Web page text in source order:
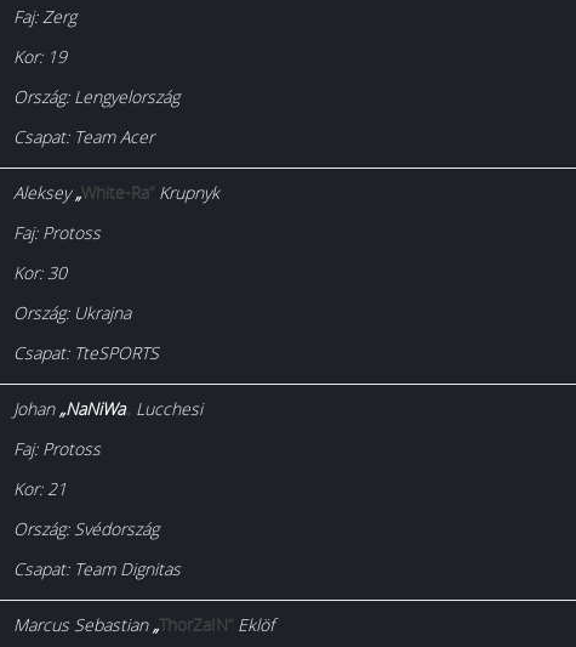
Faj: Zerg
Kor: 19
Ország: Lengyelország
Csapat: Team Acer
Aleksey„White-Ra” Krupnyk
Faj: Protoss
Kor: 30
Ország: Ukrajna
Csapat: TteSPORTS
Johan „NaNiWa„ Lucchesi
Faj: Protoss
Kor: 21
Ország: Svédország
Csapat: Team Dignitas
Marcus Sebastian „ThorZaIN” Eklöf